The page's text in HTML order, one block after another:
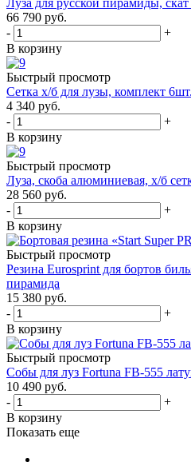
66 790 руб.
-
+
В корзину
Быстрый просмотр
Сетка х/б для лузы, комплект 6шт.
4 340 руб.
-
+
В корзину
Быстрый просмотр
Луза, скоба алюминиевая, х/б
28 560 руб.
-
+
В корзину
Быстрый просмотр
Резина Eurosprint для бортов
пирамида
15 380 руб.
-
+
В корзину
Быстрый просмотр
Собы для луз Fortuna FB-555
10 490 руб.
-
+
В корзину
Показать еще